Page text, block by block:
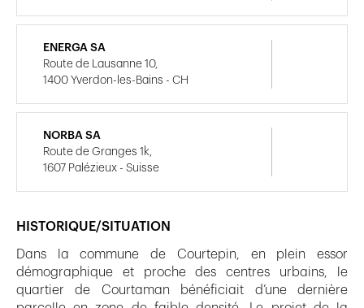
HISTORIQUE/SITUATION
Dans la commune de Courtepin, en plein essor
démographique et proche des centres urbains, le
quartier de Courtaman bénéficiait d’une dernière
ENERGA SA
Route de Lausanne 10,
1400 Yverdon-les-Bains - CH
NORBA SA
Route de Granges 1k,
1607 Palézieux - Suisse